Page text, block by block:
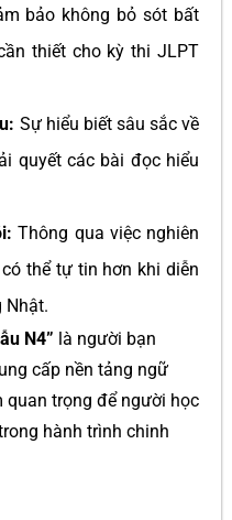
bảo không bỏ sót bất
thiết cho kỳ thi JLPT
Sự hiểu biết sâu sắc về
quyết các bài đọc hiểu
Thông qua việc nghiên
thể tự tin hơn khi diễn
Nhật.
N4” là người bạn
cấp nền tảng ngữ
quan trọng để người học
hành trình chinh